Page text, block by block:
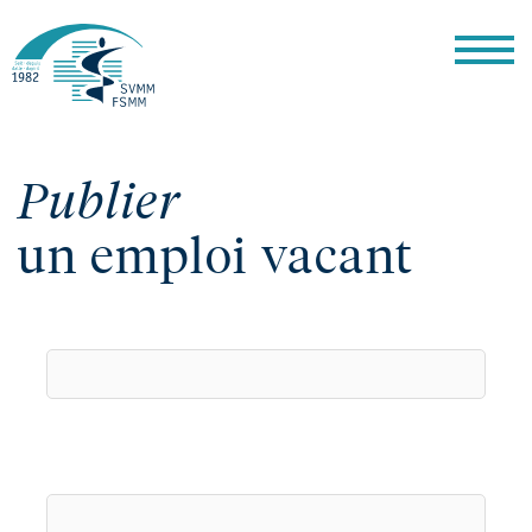
Publier
un emploi vacant